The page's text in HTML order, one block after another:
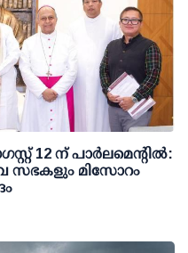
12 ന് പാര്‍ലമെന്റില്‍:
സഭകളും മിസോറം